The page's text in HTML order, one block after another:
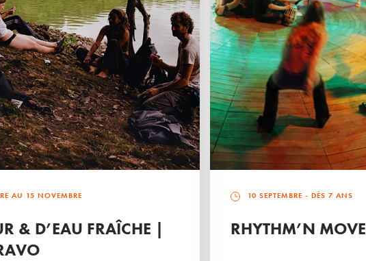
AU 15 NOVEMBRE
& D’EAU FRAÎCHE |
10 SEPTEMBRE - DÈS 7 ANS
RHYTHM’N MOVE